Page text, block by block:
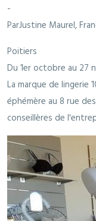
-
ParJustine Maurel,
Poitiers
Du 1er octobre au 27
La marque de
éphémère au 8 rue
conseillères de